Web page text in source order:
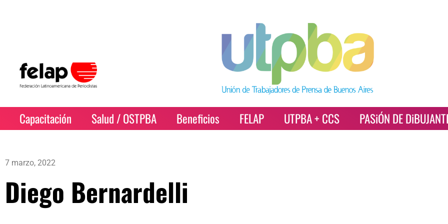
Capacitación Salud / OSTPBA Beneficios FELAP UTPBA + CCS PASiÓN DE
7 marzo, 2022
Diego Bernardelli